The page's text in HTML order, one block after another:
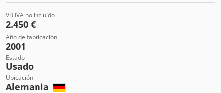
VB IVA no incluído
2.450 €
Año de fabricación
2001
Estado
Usado
Ubicación
Alemania